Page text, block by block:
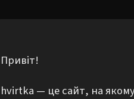
Привіт!
hvirtka — це сайт, на